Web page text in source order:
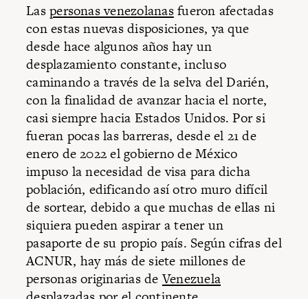
Laspersonas venezolanasfueron afectadas
con estas nuevas disposiciones, ya que
desde hace algunos años hay un
desplazamiento constante, incluso
caminando a través de la selva del Darién,
con la finalidad de avanzar hacia el norte,
casi siempre hacia Estados Unidos. Por si
fueran pocas las barreras, desde el 21 de
enero de 2022 el gobierno de México
impuso la necesidad de visa para dicha
población, edificando así otro muro difícil
de sortear, debido a que muchas de ellas ni
siquiera pueden aspirar a tener un
pasaporte de su propio país. Según cifras del
ACNUR, hay más de siete millones de
personas originarias deVenezuela